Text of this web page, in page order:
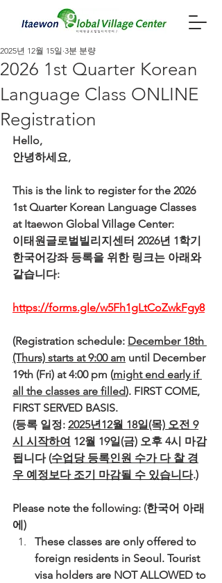
2026 1st Quarter Korean
Language Class ONLINE
Registration
2025년 12월 15일 3분 분량
Hello,
안녕하세요,
This is the link to register for the 2026
1st Quarter Korean Language Classes
at Itaewon Global Village Center:
이태원글로벌빌리지센터 2026년 1학기
한국어강좌 등록을 위한 링크는 아래와
같습니다:
https://forms.gle/w5Fh1gLtCoZwkFgy8
(Registration schedule: December 18th
(Thurs) starts at 9:00 am until December
19th (Fri) at 4:00 pm (might end early if
all the classes are filled). FIRST COME,
FIRST SERVED BASIS.
(등록 일정: 2025년12월 18일(목) 오전 9
시 시작하여 12월 19일(금) 오후 4시 마감
됩니다 (수업당 등록인원 수가 다 찰 경
우 예정보다 조기 마감될 수 있습니다.)
Please note the following: (한국어 아래
에)
These classes are only offered to
foreign residents in Seoul. Tourist
visa holders are NOT ALLOWED to